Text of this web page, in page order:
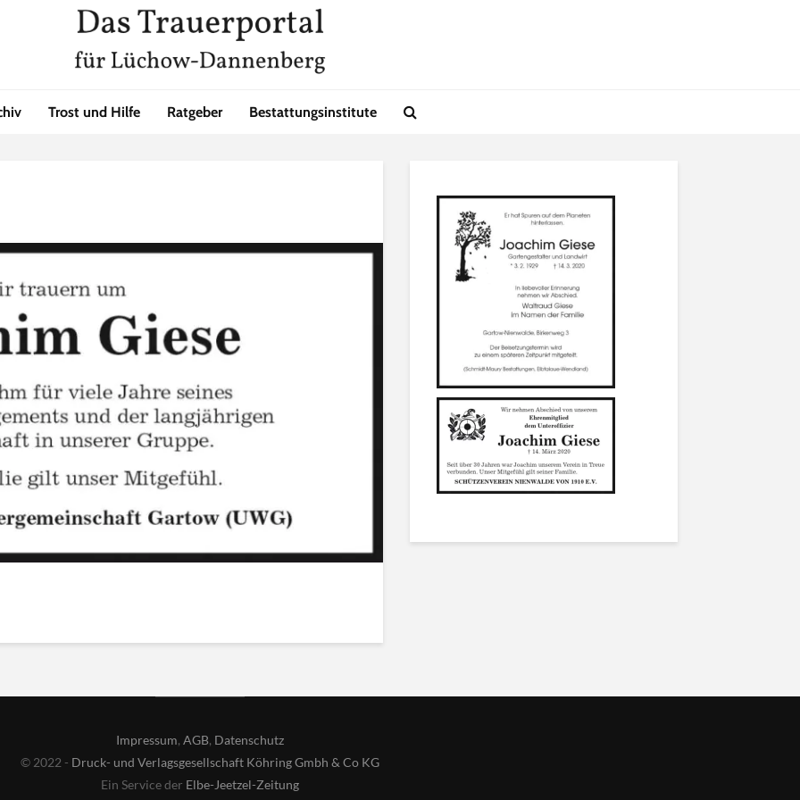
Trost und Hilfe Ratgeber Bestattungsinstitute
Impressum,AGB, Datenschutz
© 2022 - Druck- und Verlagsgesellschaft Köhring Gmbh & Co KG
Ein Service der Elbe-Jeetzel-Zeitung